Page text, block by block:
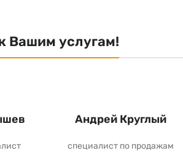
Вашим услугам!
Андрей Круглый
специалист по продажам